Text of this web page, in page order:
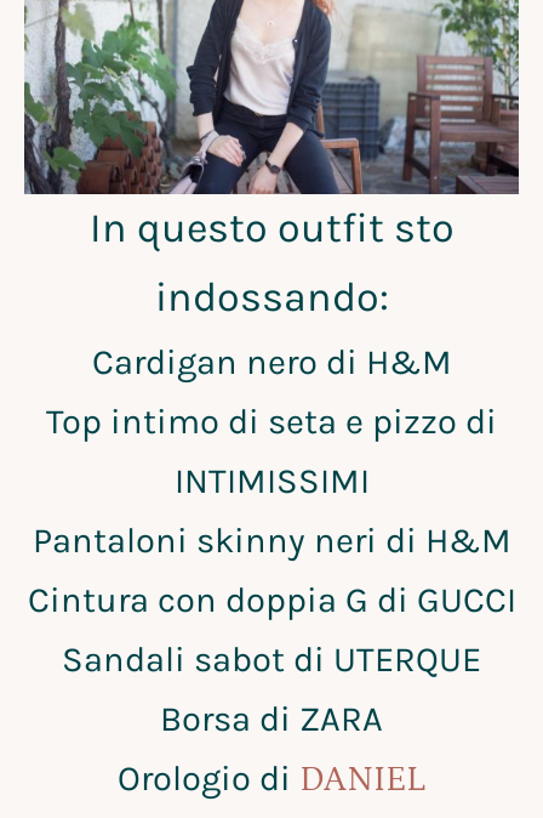
In questo outfit sto
indossando:
Cardigan nero di H&M
Top intimo di seta e pizzo di
INTIMISSIMI
Pantaloni skinny neri di H&M
Cintura con doppia G di GUCCI
Sandali sabot di UTERQUE
Borsa di ZARA
Orologio di DANIEL